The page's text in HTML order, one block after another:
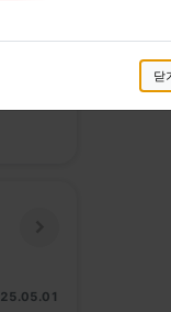
25.05.01
닫